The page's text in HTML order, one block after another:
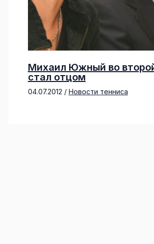
Михаил Южный во
стал отцом
04.07.2012 / Новости тенниса